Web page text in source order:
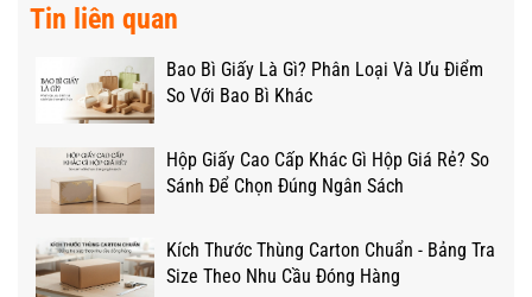
Tin liên quan
Bao Bì Giấy Là Gì? Phân Loại Và Ưu Điểm
So Với Bao Bì Khác
Hộp Giấy Cao Cấp Khác Gì Hộp Giá Rẻ? So
Sánh Để Chọn Đúng Ngân Sách
Kích Thước Thùng Carton Chuẩn - Bảng Tra
Size Theo Nhu Cầu Đóng Hàng